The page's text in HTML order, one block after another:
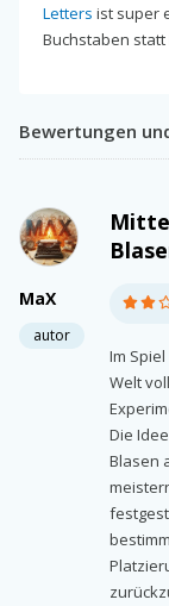
Letters ist super
Buchstaben statt
Bewertungen
MaX
autor
Im Spiel
Welt
Die
Blasen